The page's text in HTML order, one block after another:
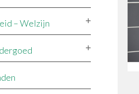
– Welzijn